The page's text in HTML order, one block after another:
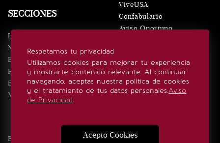
Respetamos tu privacidad
Utilizamos cookies para mejorar tu experiencia
y mostrarte contenido relevante. Al continuar
navegando, aceptas nuestra política de cookies
y el tratamiento de tus datos personales.Aviso
de Privacidad.
Acepto Cookies
SECCIONES
Inicio
Noticias
Eventos
Realeza
Estilo de vida
Minuto x Minuto
ViveUSA
Confabulario
Aviso Oportuno
SÍGUENOS
Edición Impresa Noticias Quiénes somos